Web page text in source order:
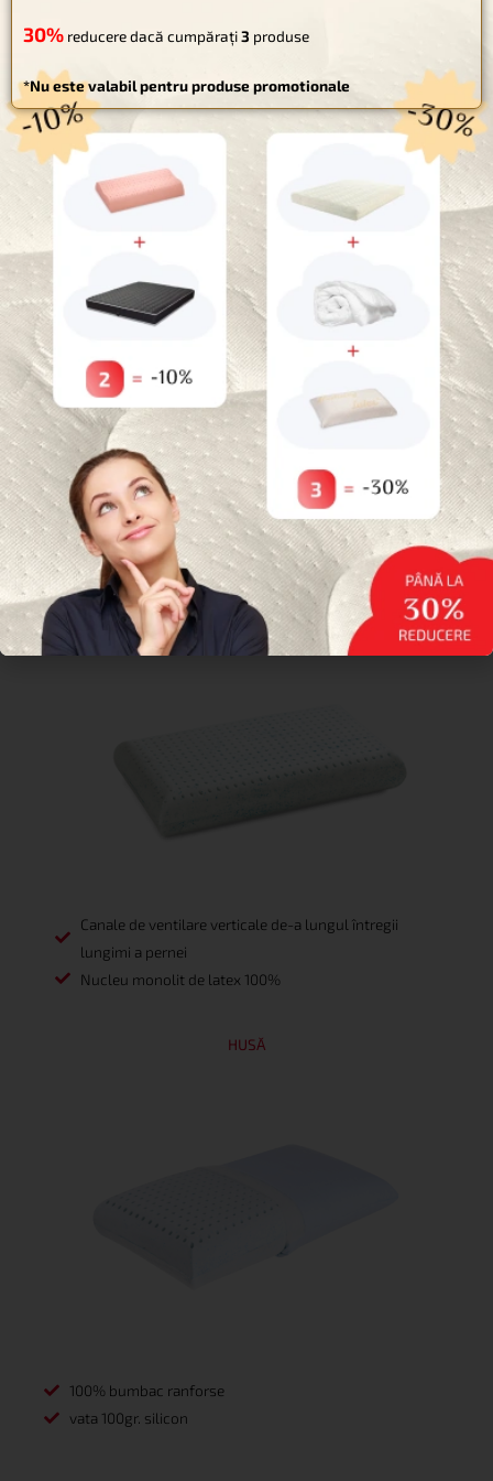
care eliberează mai multă căldură în timpul somnului și au
nevoie de răc
. O altă caracteristică distinctivă, precum
cea a tuturor celorlalte tipuri de
spume de latex
, este
structura sa celulară deschisă. Acest lucru determină
capacitatea sa de “a respira”, adică permite aerului sa
circule, aerise
te salteaua, prevenind astfelîncingerea.
NUCLEU DIN LATEX
Canale de ventilare verticale de-a lungul întregii
lungimi a pernei
Nucleu monolit de latex 100%
HUSĂ
100% bumbac ranforse
vata 100gr. silicon
PUTEȚI OBȚINE PÂNĂ LA 30%
REDUCERE!
CUMPĂRĂ MAI MULT - ECONOMISEȘTE MAI MULT
10% reducere dacă cumpărați2 produse
30% reducere dacă cumpărați
*Nu este valabil pentru produse promotionale